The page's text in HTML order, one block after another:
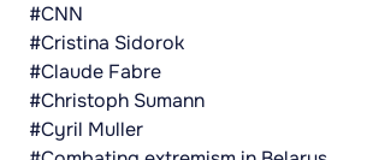
#CNN
#Cristina Sidorok
#Claude Fabre
#Christoph Sumann
#Cyril Muller